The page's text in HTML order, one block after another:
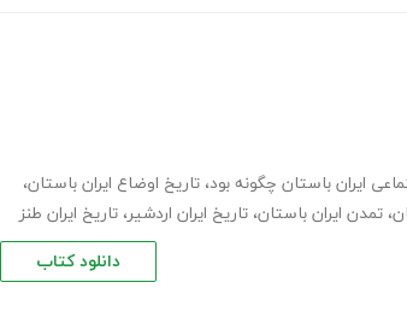
ایران باستان چگونه بود، تاریخ اوضاع ایران باستان،
، تمدن ایران باستان، تاریخ ایران اردشیر، تاریخ ایران طنز
دانلود کتاب